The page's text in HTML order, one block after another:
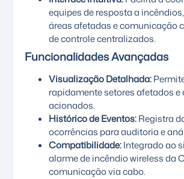
equipes de resposta a
áreas afetadas e comunicação
de controle centralizados.
Funcionalidades Avançadas
Visualização Detalhada:
rapidamente setores afetados e
acionados.
Histórico de Eventos:Registra
ocorrências para auditoria e
Compatibilidade:Integrado ao
alarme de incêndio wireless da
comunicação via cabo.